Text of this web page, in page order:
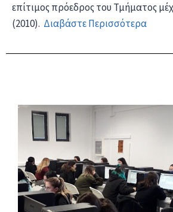
επίτιμος πρόεδρος του Τμήματος
(2010). Διαβάστε Περισσότερα